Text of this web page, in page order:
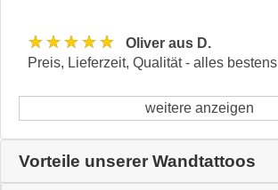
★★★★★
Oliver aus D.
Preis, Lieferzeit, Qualität - alles bestens
weitere anzeigen
Vorteile unserer Wandtattoos